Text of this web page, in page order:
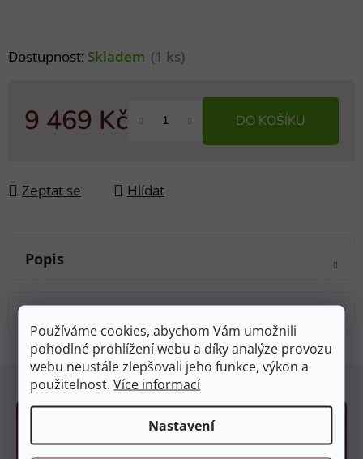
Používáme cookies, abychom Vám umožnili
pohodlné prohlížení webu a díky analýze provozu
webu neustále zlepšovali jeho funkce, výkon a
použitelnost.Více informací
Nastavení
Dostupnost: Skladem (1 ks)
9 469 Kč DO KOŠÍKU
Zeptat se Hlídat
Popis